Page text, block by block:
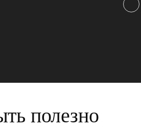
полезно